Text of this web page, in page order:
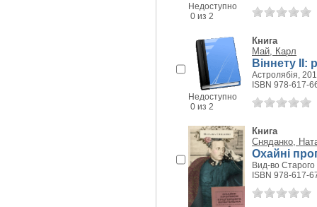
Недоступно
0 из 2
Недоступно
0 из 2
Книга
Май, Карл
Віннету II:
Астролябія,
ISBN 978-617-
Книга
Сняданко,
Охайні
Вид-во Старого
ISBN 978-617-